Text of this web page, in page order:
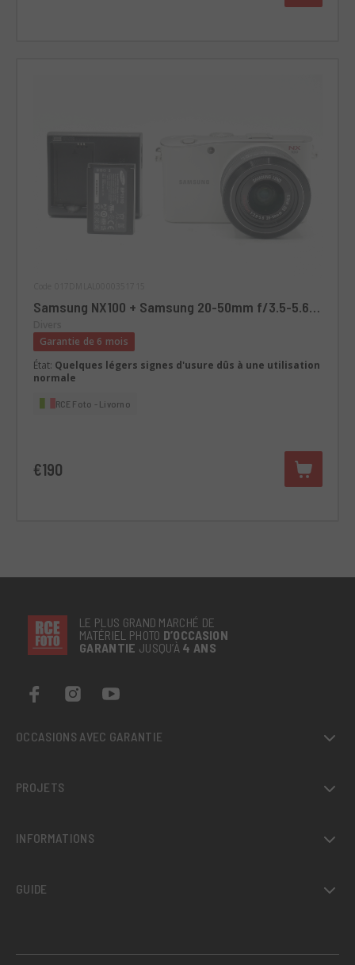
Samsung NX100 + Samsung 20-50mm f/3.5-5.6
Garantie de 6 mois
État: Quelques légers signes d'usure dûs à une utilisation
normale
RCE Foto - Livorno
€190
LE PLUS GRAND MARCHÉ DE
MATÉRIEL PHOTO D’OCCASION
GARANTIE JUSQU’À 4 ANS
OCCASIONS AVEC GARANTIE
PROJETS
INFORMATIONS
GUIDE